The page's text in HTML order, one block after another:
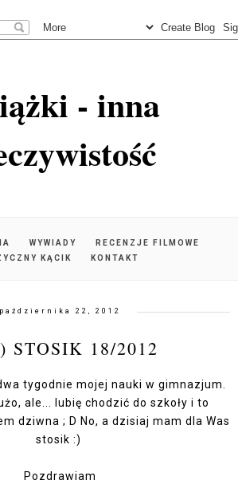
- inna
WYWIADY
RECENZJE FILMOWE
KĄCIK
KONTAKT
października 22, 2012
STOSIK 18/2012
tygodnie mojej nauki w gimnazjum.
ale... lubię chodzić do szkoły i to
dziwna ; D No, a dzisiaj mam dla Was
stosik :)
Pozdrawiam